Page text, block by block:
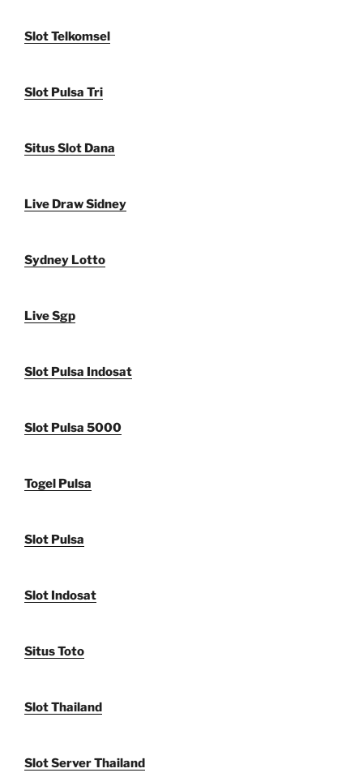
Slot Telkomsel
Slot Pulsa Tri
Situs Slot Dana
Live Draw Sidney
Sydney Lotto
Live Sgp
Slot Pulsa Indosat
Slot Pulsa 5000
Togel Pulsa
Slot Pulsa
Slot Indosat
Situs Toto
Slot Thailand
Slot Server Thailand